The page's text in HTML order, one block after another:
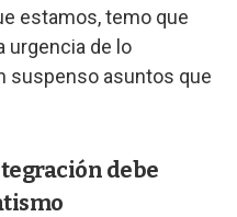
estamos, temo que
urgencia de lo
suspenso asuntos que
debe